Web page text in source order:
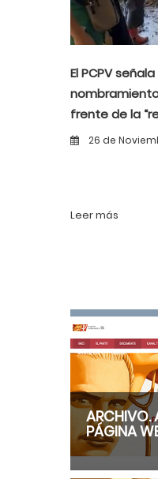
El PCPV
frente de la
demuestra la
26 de
Leer más
ARCHIVO.
PÁGINA